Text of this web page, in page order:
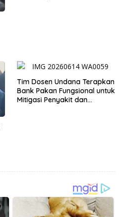
Tim Dosen Undana Terapkan
Bank Pakan Fungsional untuk
Mitigasi Penyakit dan